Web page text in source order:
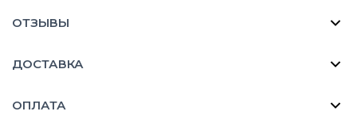
ОТЗЫВЫ
ДОСТАВКА
ОПЛАТА